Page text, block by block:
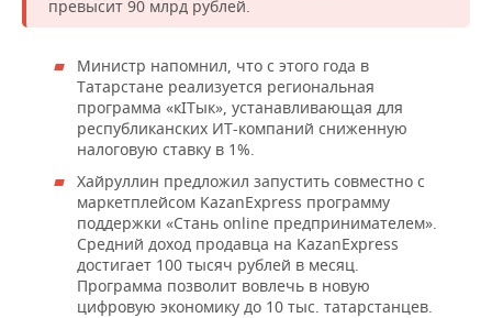
превысит 90 млрд рублей.
Министр напомнил, что с этого года в
Татарстане реализуется региональная
программа «кITык», устанавливающая для
республиканских ИТ-компаний сниженную
налоговую ставку в 1%.
Хайруллин предложил запустить совместно с
маркетплейсом KazanExpress программу
поддержки «Стань online предпринимателем».
Средний доход продавца на KazanExpress
достигает 100 тысяч рублей в месяц.
Программа позволит вовлечь в новую
цифровую экономику до 10 тыс. татарстанцев.